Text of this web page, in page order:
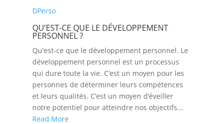
DPerso
QU’EST-CE QUE LE DÉVELOPPEMENT
PERSONNEL ?
Qu'est-ce que le développement personnel. Le
développement personnel est un processus
qui dure toute la vie. C’est un moyen pour les
personnes de déterminer leurs compétences
et leurs qualités. C’est un moyen d’éveiller
notre potentiel pour atteindre nos objectifs...
Read More